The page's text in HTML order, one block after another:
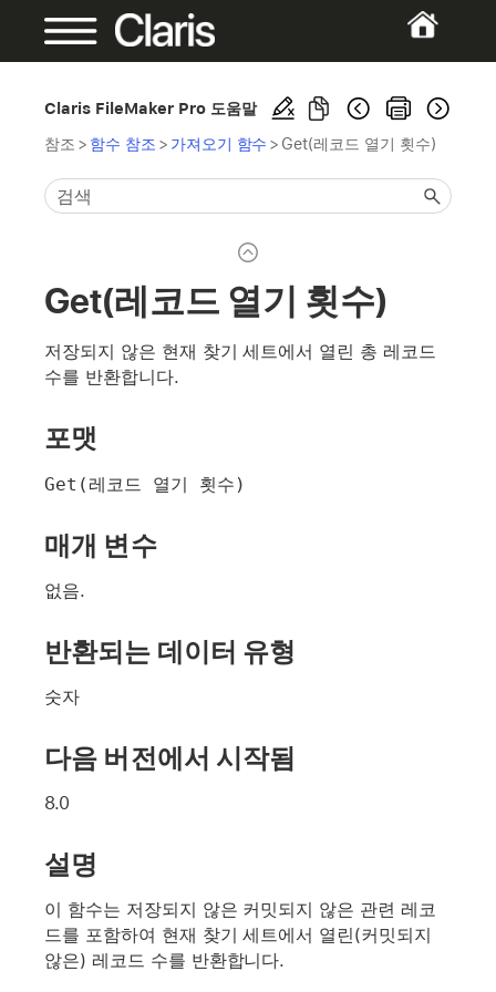
Claris FileMaker Pro 도움말
참조 > 함수 참조 > 가져오기 함수 > Get(레코드 열기 횟수)
Get(레코드 열기 횟수)
저장되지 않은 현재 찾기 세트에서 열린 총 레코드
수를 반환합니다.
포맷
Get(레코드 열기 횟수)
매개 변수
없음.
반환되는 데이터 유형
숫자
다음 버전에서 시작됨
8.0
설명
이 함수는 저장되지 않은 커밋되지 않은 관련 레코
드를 포함하여 현재 찾기 세트에서 열린(커밋되지
않은) 레코드 수를 반환합니다.